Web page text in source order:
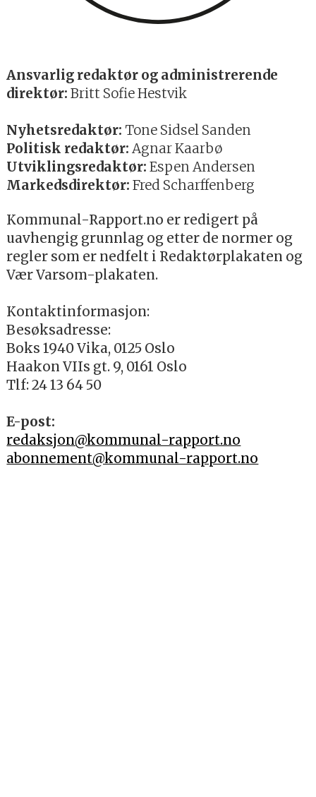
Ansvarlig redaktør og administrerende
direktør: Britt Sofie Hestvik
Nyhetsredaktør: Tone Sidsel Sanden
Politisk redaktør: Agnar Kaarbø
Utviklingsredaktør: Espen Andersen
Markedsdirektør: Fred Scharffenberg
Kommunal-Rapport.no er redigert på
uavhengig grunnlag og etter de normer og
regler som er nedfelt i Redaktørplakaten og
Vær Varsom-plakaten.
Kontaktinformasjon:
Besøksadresse:
Boks 1940 Vika, 0125 Oslo
Haakon VIIs gt. 9, 0161 Oslo
Tlf: 24 13 64 50
E-post:
redaksjon@kommunal-rapport.no
abonnement@kommunal-rapport.no